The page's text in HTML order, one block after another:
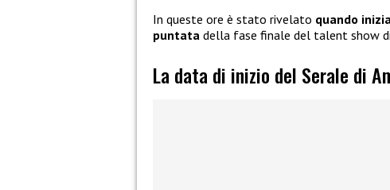
In queste ore è stato rivelato quando
puntata della fase finale del talent show di
La data di inizio del Serale di